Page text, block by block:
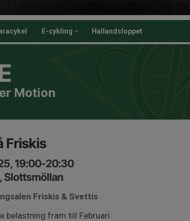
E-cykling Hallandsloppet
Motion
Friskis
19:00-20:30
Slottsmöllan
Friskis & Svettis
belastning fram till Februari.